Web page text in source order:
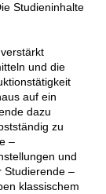
Studieninhalte
und die
auf ein
dazu
zu
–
und
Studierende –
klassischem